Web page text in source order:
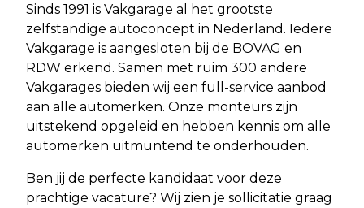
Sinds 1991 is Vakgarage al het grootste
zelfstandige autoconcept in Nederland. Iedere
Vakgarage is aangesloten bij de BOVAG en
RDW erkend. Samen met ruim 300 andere
Vakgarages bieden wij een full-service aanbod
aan alle automerken. Onze monteurs zijn
uitstekend opgeleid en hebben kennis om alle
automerken uitmuntend te onderhouden.
Ben jij de perfecte kandidaat voor deze
prachtige vacature? Wij zien je sollicitatie graag